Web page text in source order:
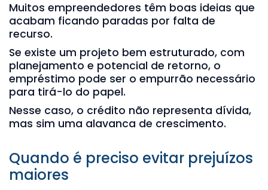
Muitos empreendedores têm boas ideias que
acabam ficando paradas por falta de
recurso.
Se existe um projeto bem estruturado, com
planejamento e potencial de retorno, o
empréstimo pode ser o empurrão necessário
para tirá-lo do papel.
Nesse caso, o crédito não representa dívida,
mas sim uma alavanca de crescimento.
Quando é preciso evitar prejuízos
maiores